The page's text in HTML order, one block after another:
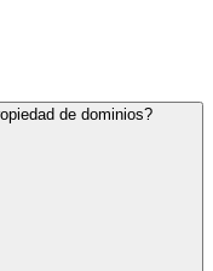
de dominios?